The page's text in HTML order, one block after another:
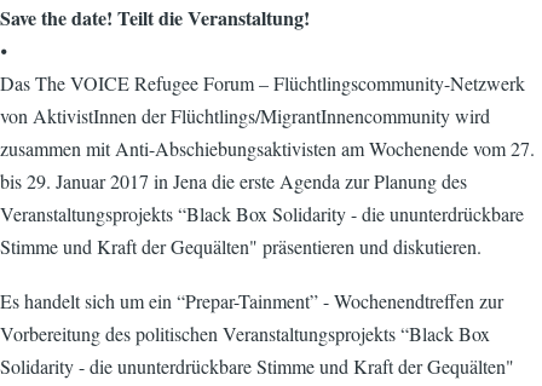
Save the date! Teilt die Veranstaltung!
⦁
Das The VOICE Refugee Forum – Flüchtlingscommunity-Netzwerk
von AktivistInnen der Flüchtlings/MigrantInnencommunity wird
zusammen mit Anti-Abschiebungsaktivisten am Wochenende vom 27.
bis 29. Januar 2017 in Jena die erste Agenda zur Planung des
Veranstaltungsprojekts “Black Box Solidarity - die ununterdrückbare
Stimme und Kraft der Gequälten" präsentieren und diskutieren.
Es handelt sich um ein “Prepar-Tainment” - Wochenendtreffen zur
Vorbereitung des politischen Veranstaltungsprojekts “Black Box
Solidarity - die ununterdrückbare Stimme und Kraft der Gequälten"